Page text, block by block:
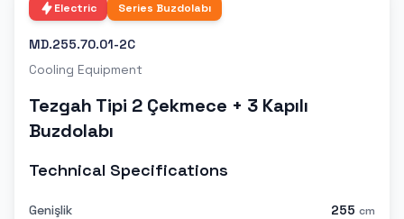
Electric Series Buzdolabı
MD.255.70.01-2C
Cooling Equipment
Tezgah Tipi 2 Çekmece + 3 Kapılı
Buzdolabı
Technical Specifications
Genişlik 255 cm